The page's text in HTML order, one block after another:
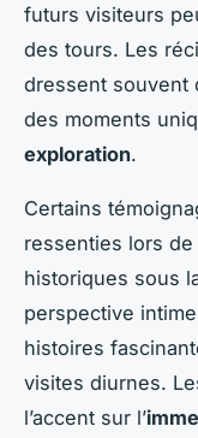
futurs visiteurs
des tours. Les
dressent souvent
des moments
exploration.
Certains
ressenties lors
historiques sous
perspective
histoires
visites diurnes.
l’accent sur l’